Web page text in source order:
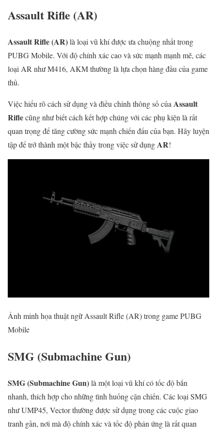
Assault Rifle (AR)
Assault Rifle (AR)là loại vũ khí được ưa chuộng nhất trong
PUBG Mobile. Với độ chính xác cao và sức mạnh mạnh mẽ, các
loại AR như M416, AKM thường là lựa chọn hàng đầu của game
thủ.
Việc hiểu rõ cách sử dụng và điều chỉnh thông số của Assault
Riflecũng như biết cách kết hợp chúng với các phụ kiện là rất
quan trọng để tăng cường sức mạnh chiến đấu của bạn. Hãy luyện
tập để trở thành một bậc thầy trong việc sử dụngAR!
Ảnh minh họa thuật ngữ Assault Rifle (AR) trong game PUBG
Mobile
SMG (Submachine Gun)
SMG (Submachine Gun)là một loại vũ khí có tốc độ bắn
nhanh, thích hợp cho những tình huống cận chiến. Các loại SMG
như UMP45, Vector thường được sử dụng trong các cuộc giao
tranh gần, nơi mà độ chính xác và tốc độ phản ứng là rất quan